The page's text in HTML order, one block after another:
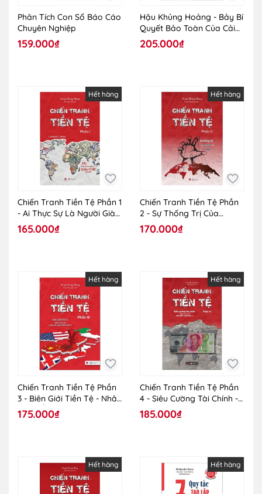
Phân Tích Con Số Báo Cáo
Chuyên Nghiệp
159.000₫
Hậu Khủng Hoảng - Bảy Bí
Quyết Bảo Toàn Của Cải
Trong Thời Gian Tới
205.000₫
Hết hàng
Chiến Tranh Tiền Tệ Phần 1
- Ai Thực Sự Là Người Giàu
Nhất Thế Giới?
165.000₫
Hết hàng
Chiến Tranh Tiền Tệ Phần
2 - Sự Thống Trị Của
Quyền Lực Tài Chính
170.000₫
Hết hàng
Chiến Tranh Tiền Tệ Phần
3 - Biên Giới Tiền Tệ - Nhân
Tố Bí Ẩn Trong Các Cuộc
Chiến Kinh Tế
175.000₫
Hết hàng
Chiến Tranh Tiền Tệ Phần
4 - Siêu Cường Tài Chính -
Tham Vọng Về Đồng Tiền
Chung Châu Á
185.000₫
Hết hàng Hết hàng